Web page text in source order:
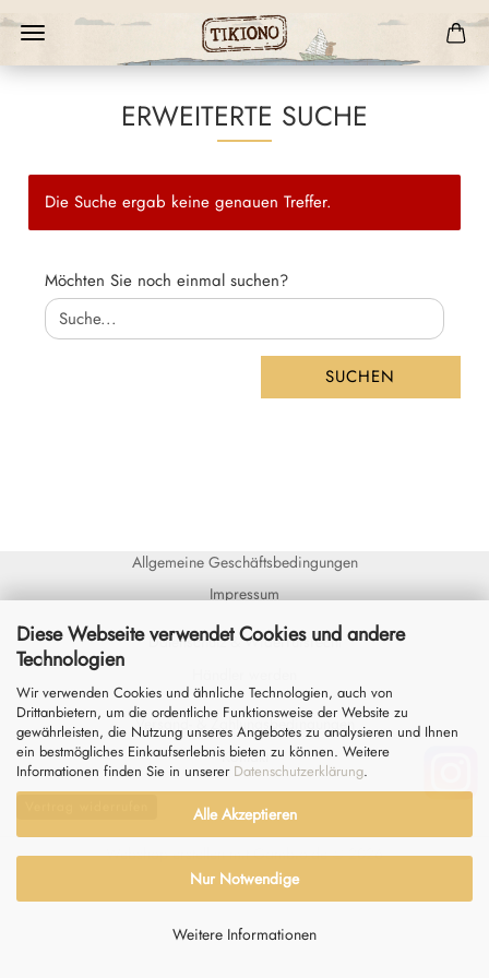
Diese Webseite verwendet Cookies und andere
Technologien
Wir verwenden Cookies und ähnliche Technologien, auch von
Drittanbietern, um die ordentliche Funktionsweise der Website zu
gewährleisten, die Nutzung unseres Angebotes zu analysieren und Ihnen
ein bestmögliches Einkaufserlebnis bieten zu können. Weitere
Informationen finden Sie in unserer Datenschutzerklärung.
Alle Akzeptieren
Nur Notwendige
Weitere Informationen
ERWEITERTE SUCHE
Die Suche ergab keine genauen Treffer.
MÖCHTEN
SIE
NOCH
Möchten Sie noch einmal suchen?
SUCHEN
Allgemeine Geschäftsbedingungen
Impressum
Datenschutz&Widerrufsrecht
Versand- & Zahlungsbedingungen
Kontakt
Webshop erstellenmit Gambio.de © 2026